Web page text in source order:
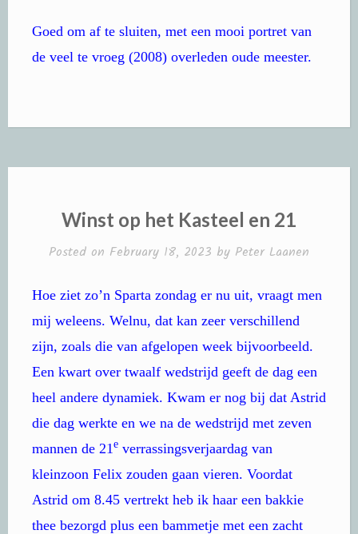
Goed om af te sluiten, met een mooi portret van
de veel te vroeg (2008) overleden oude meester.
Winst op het Kasteel en 21
Posted on February 18, 2023 by Peter Laanen
Hoe ziet zo’n Sparta zondag er nu uit, vraagt men
mij weleens. Welnu, dat kan zeer verschillend
zijn, zoals die van afgelopen week bijvoorbeeld.
Een kwart over twaalf wedstrijd geeft de dag een
heel andere dynamiek. Kwam er nog bij dat Astrid
die dag werkte en we na de wedstrijd met zeven
mannen de 21 e verrassingsverjaardag van
kleinzoon Felix zouden gaan vieren. Voordat
Astrid om 8.45 vertrekt heb ik haar een bakkie
thee bezorgd plus een bammetje met een zacht